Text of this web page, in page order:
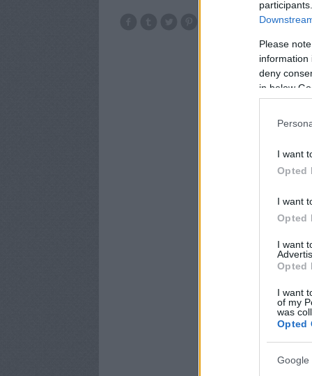
Please
information
deny
in below
I want
Opted
I want
Opted
I want
Opted
I want
of my
was
Opted
Google